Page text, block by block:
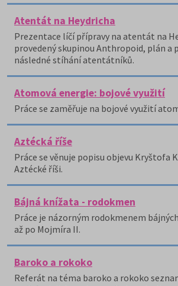
Atentát na Heydricha
Prezentace líčí přípravy na atentát na
provedený skupinou Anthropoid, plán a
následné stíhání atentátníků.
Atomová energie: bojové využití
Práce se zaměřuje na bojové využití
Aztécká říše
Práce se věnuje popisu objevu Kryštofa
Aztécké říši.
Bájná knížata - rodokmen
Práce je názorným rodokmenem
až po Mojmíra II.
Baroko a rokoko
Referát na téma baroko a rokoko